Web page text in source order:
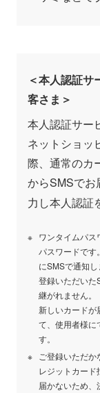
＜本人認証
客さま＞
本人認証サー
ネットショッ
際、通常のカ
からSMSでお
力し本人認証
ワンタイムパ
パスワードで
にSMSで通知し
登録いただいた
継がれません。
新しいカードが
て、使用者様に
す。
ご登録いただ
レジットカー
届かないため、